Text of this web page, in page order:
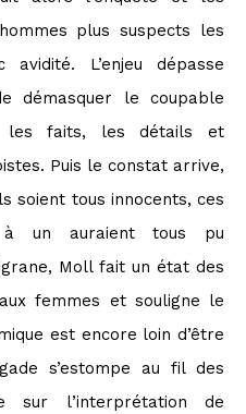
plus suspects les
L’enjeu dépasse
démasquer le coupable
les faits, les détails et
Puis le constat arrive,
soient tous innocents, ces
à un auraient tous pu
Moll fait un état des
femmes et souligne le
est encore loin d’être
s’estompe au fil des
sur l’interprétation de